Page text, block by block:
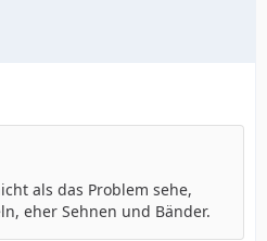
als das Problem sehe,
eher Sehnen und Bänder.